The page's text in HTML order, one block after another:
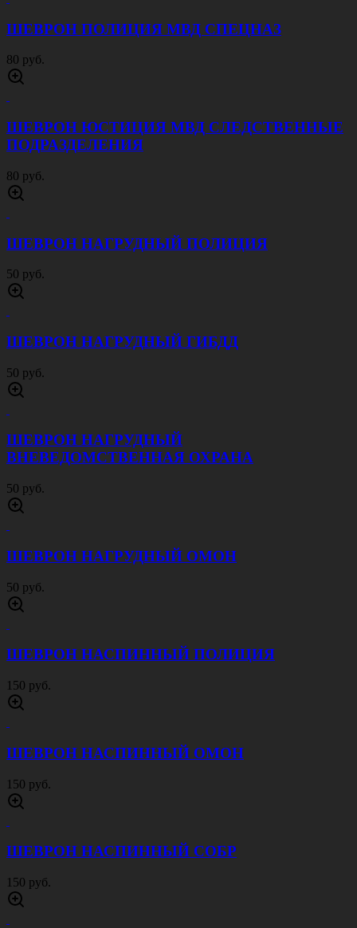
ШЕВРОН ПОЛИЦИЯ МВД СПЕЦНАЗ
80 руб.
ШЕВРОН ЮСТИЦИЯ МВД СЛЕДСТВЕННЫЕ
ПОДРАЗДЕЛЕНИЯ
80 руб.
ШЕВРОН НАГРУДНЫЙ ПОЛИЦИЯ
50 руб.
ШЕВРОН НАГРУДНЫЙ ГИБДД
50 руб.
ШЕВРОН НАГРУДНЫЙ
ВНЕВЕДОМСТВЕННАЯ ОХРАНА
50 руб.
ШЕВРОН НАГРУДНЫЙ ОМОН
50 руб.
ШЕВРОН НАСПИННЫЙ ПОЛИЦИЯ
150 руб.
ШЕВРОН НАСПИННЫЙ ОМОН
150 руб.
ШЕВРОН НАСПИННЫЙ СОБР
150 руб.